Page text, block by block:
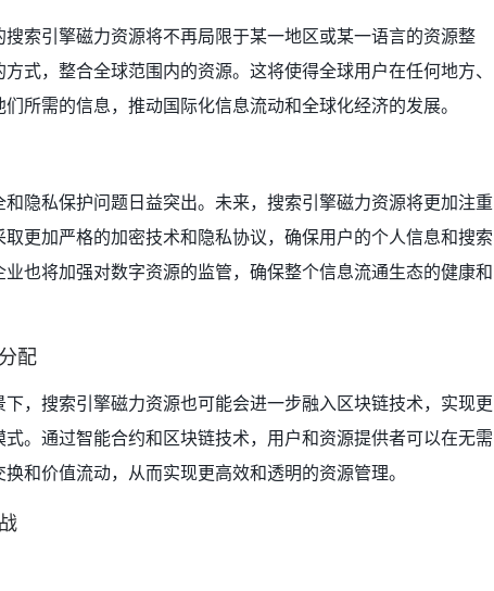
索引擎磁力资源将不再局限于某一地区或某一语言的资源整
式，整合全球范围内的资源。这将使得全球用户在任何地方、
所需的信息，推动国际化信息流动和全球化经济的发展。
隐私保护问题日益突出。未来，搜索引擎磁力资源将更加注重
更加严格的加密技术和隐私协议，确保用户的个人信息和搜索
也将加强对数字资源的监管，确保整个信息流通生态的健康和
配
，搜索引擎磁力资源也可能会进一步融入区块链技术，实现更
。通过智能合约和区块链技术，用户和资源提供者可以在无需
和价值流动，从而实现更高效和透明的资源管理。